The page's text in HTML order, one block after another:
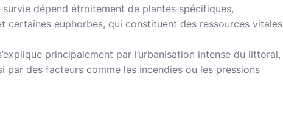
dépend étroitement de plantes spécifiques,
certaines euphorbes, qui constituent des ressources vitales
principalement par l’urbanisation intense du littoral,
par des facteurs comme les incendies ou les pressions